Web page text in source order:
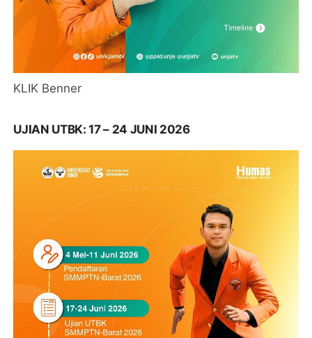
KLIK Benner
UJIAN UTBK: 17 – 24 JUNI 2026